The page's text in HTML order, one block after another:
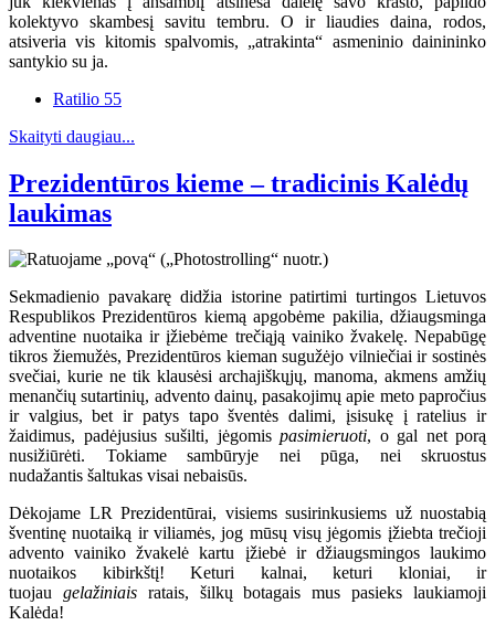
kolektyvo skambesį savitu tembru. O ir liaudies daina, rodos,
atsiveria vis kitomis spalvomis, „atrakinta“ asmeninio dainininko
santykio su ja.
Ratilio 55
Skaityti daugiau...
Prezidentūros kieme – tradicinis Kalėdų
laukimas
Sekmadienio pavakarę didžia istorine patirtimi turtingos Lietuvos
Respublikos Prezidentūros kiemą apgobėme pakilia, džiaugsminga
adventine nuotaika ir įžiebėme trečiąją vainiko žvakelę. Nepabūgę
tikros žiemužės, Prezidentūros kieman sugužėjo vilniečiai ir sostinės
svečiai, kurie ne tik klausėsi archajiškųjų, manoma, akmens amžių
menančių sutartinių, advento dainų, pasakojimų apie meto papročius
ir valgius, bet ir patys tapo šventės dalimi, įsisukę į ratelius ir
žaidimus, padėjusius sušilti, jėgomis pasimieruoti, o gal net porą
nusižiūrėti. Tokiame sambūryje nei pūga, nei skruostus
nudažantis šaltukas visai nebaisūs.
Dėkojame LR Prezidentūrai, visiems susirinkusiems už nuostabią
šventinę nuotaiką ir viliamės, jog mūsų visų jėgomis įžiebta trečioji
advento vainiko žvakelė kartu įžiebė ir džiaugsmingos laukimo
nuotaikos kibirkštį! Keturi kalnai, keturi kloniai, ir
tuojau gelažiniaisratais, šilkų botagais mus pasieks laukiamoji
Kalėda!